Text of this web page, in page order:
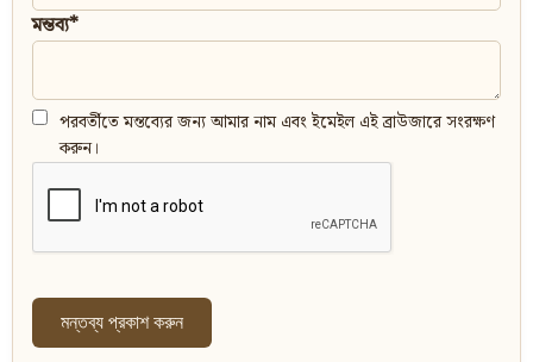
মন্তব্য*
পরবর্তীতে মন্তব্যের জন্য আমার নাম এবং ইমেইল এই ব্রাউজারে সংরক্ষণ
করুন।